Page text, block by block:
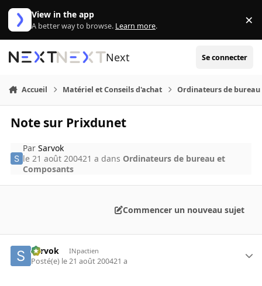
Aller au contenu
View in the app
A better way to browse. Learn more. ×
Next Se connecter
Accueil Matériel et Conseils d'achat Ordinateurs de bureau
Note sur Prixdunet
ParSarvok
le 21 août 200421 a dans Ordinateurs de bureau et
Composants
Commencer un nouveau sujet
Sarvok INpactien
Posté(e) le 21 août 200421 a